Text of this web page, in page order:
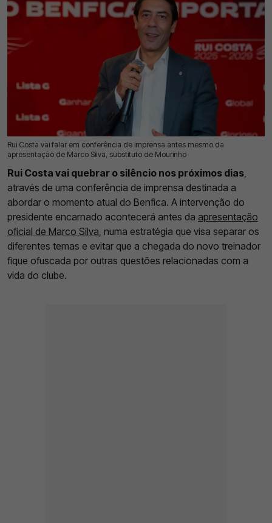
Rui Costa vai falar em conferência de imprensa antes mesmo da
apresentação de Marco Silva, substituto de Mourinho
09 Jun 2026 | 10:57 | 0
Rui Costa vai quebrar o silêncio nos próximos dias,
através de uma conferência de imprensa destinada a
abordar o momento atual do Benfica. A intervenção do
presidente encarnado acontecerá antes da apresentação
oficial de Marco Silva, numa estratégia que visa separar os
diferentes temas e evitar que a chegada do novo treinador
fique ofuscada por outras questões relacionadas com a
vida do clube.